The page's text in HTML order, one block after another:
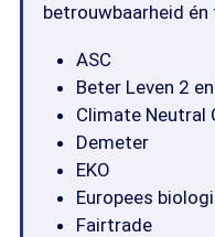
betrouwbaarheid
ASC
Beter Leven 2
Climate Neutral
Demeter
EKO
Europees
Fairtrade